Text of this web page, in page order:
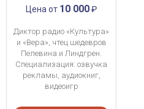
Цена от 10 000₽
Диктор радио «Культура»
и «Вера», чтец шедевров
Пелевина и Линдгрен.
Специализация: озвучка
рекламы, аудиокниг,
видеоигр